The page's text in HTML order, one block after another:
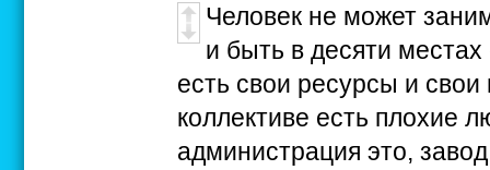
Человек не может
и быть в десяти
есть свои ресурсы и
коллективе есть плохие
администрация это,